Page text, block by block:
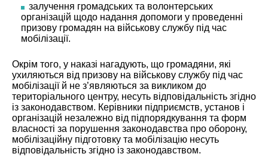
залучення громадських та волонтерських
організацій щодо надання допомоги у проведенні
призову громадян на військову службу під час
мобілізації.
Окрім того, у наказі нагадують, що громадяни, які
ухиляються від призову на військову службу під час
мобілізації й не з’являються за викликом до
територіального центру, несуть відповідальність згідно
із законодавством. Керівники підприємств, установ і
організацій незалежно від підпорядкування та форм
власності за порушення законодавства про оборону,
мобілізаційну підготовку та мобілізацію несуть
відповідальність згідно із законодавством.